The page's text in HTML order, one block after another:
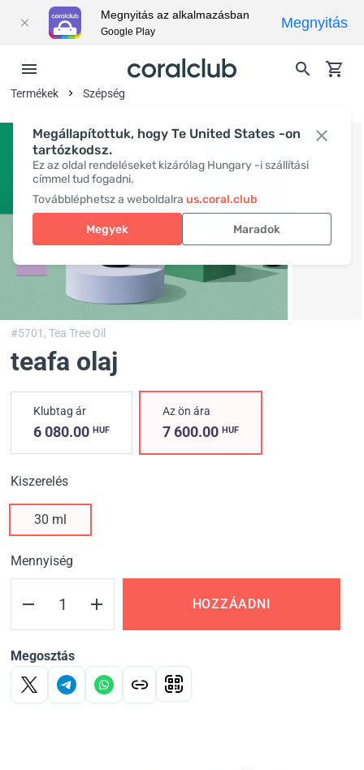
Megállapítottuk, hogy Te United States -on
tartózkodsz.
Ez az oldal rendeléseket kizárólag Hungary -i szállítási
címmel tud fogadni.
Továbbléphetsz a weboldalra us.coral.club
Megyek Maradok
Termékek Szépség
#5701,Tea Tree Oil
teafa olaj
Klubtag ár
6 080.00 HUF
Az ön ára
7 600.00HUF
Kiszerelés
30 ml
Mennyiség
HOZZÁADNI
Megosztás
Megnyitás az alkalmazásban
Google Play
Megnyitás